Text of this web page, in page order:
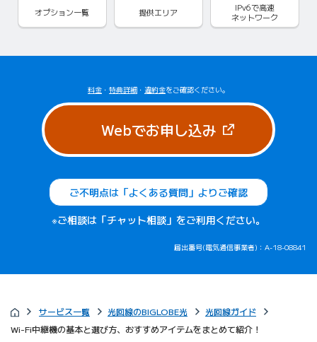
オプション一覧 提供エリア IPv6で高速
ネットワーク
料金 ・ 特典詳細 ・ 違約金をご確認ください。
Webでお申し込み（新しいタブ
ご不明点は「よくある質問」よりご確認
※ご相談は「チャット相談」をご利用ください。
届出番号(電気通信事業者)：A-18-08841
サービス一覧 光回線のBIGLOBE光
光回線ガイド
Wi-Fi中継機の基本と選び方、おすすめアイテムをまとめて紹介！